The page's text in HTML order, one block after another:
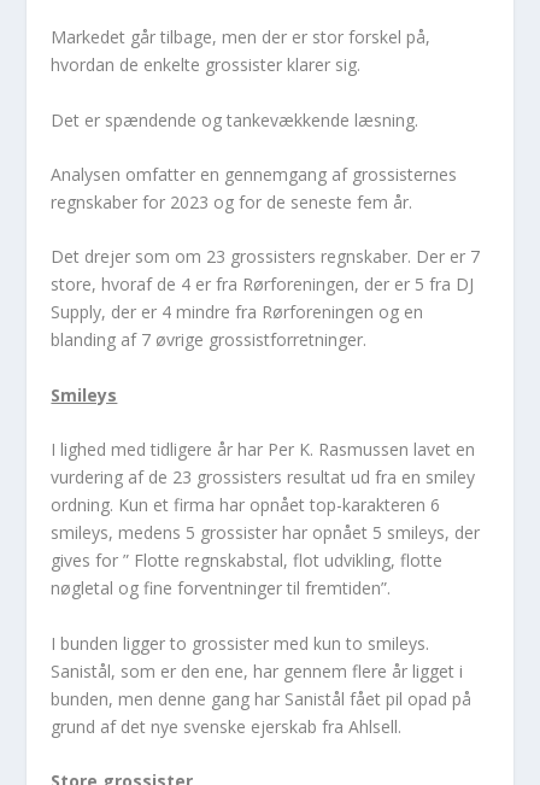
Markedet går tilbage, men der er stor forskel på,
hvordan de enkelte grossister klarer sig.
Det er spændende og tankevækkende læsning.
Analysen omfatter en gennemgang af grossisternes
regnskaber for 2023 og for de seneste fem år.
Det drejer som om 23 grossisters regnskaber. Der er 7
store, hvoraf de 4 er fra Rørforeningen, der er 5 fra DJ
Supply, der er 4 mindre fra Rørforeningen og en
blanding af 7 øvrige grossistforretninger.
Smileys
I lighed med tidligere år har Per K. Rasmussen lavet en
vurdering af de 23 grossisters resultat ud fra en smiley
ordning. Kun et firma har opnået top-karakteren 6
smileys, medens 5 grossister har opnået 5 smileys, der
gives for ” Flotte regnskabstal, flot udvikling, flotte
nøgletal og fine forventninger til fremtiden”.
I bunden ligger to grossister med kun to smileys.
Sanistål, som er den ene, har gennem flere år ligget i
bunden, men denne gang har Sanistål fået pil opad på
grund af det nye svenske ejerskab fra Ahlsell.